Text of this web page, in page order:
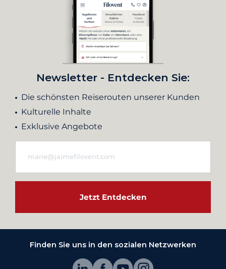
Newsletter - Entdecken Sie:
Die schönsten Reiserouten unserer Kunden
Kulturelle Inhalte
Exklusive Angebote
Jetzt Entdecken
Finden Sie uns in den sozialen Netzwerken